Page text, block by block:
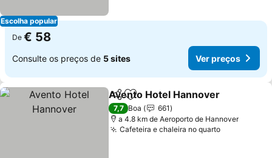
Escolha popular
De € 58
Consulte os preços de 5 sites Ver preços
PartilharAdicionar aos favoritos
Avento Hotel Hannover
7,7 Boa
661
a 4.8 km de Aeroporto de Hannover
Cafeteira e chaleira no quarto